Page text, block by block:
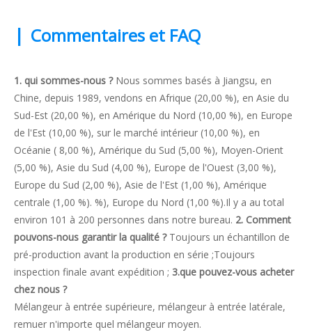
| Commentaires et FAQ
1. qui sommes-nous ?Nous sommes basés à Jiangsu, en
Chine, depuis 1989, vendons en Afrique (20,00 %), en Asie du
Sud-Est (20,00 %), en Amérique du Nord (10,00 %), en Europe
de l'Est (10,00 %), sur le marché intérieur (10,00 %), en
Océanie ( 8,00 %), Amérique du Sud (5,00 %), Moyen-Orient
(5,00 %), Asie du Sud (4,00 %), Europe de l'Ouest (3,00 %),
Europe du Sud (2,00 %), Asie de l'Est (1,00 %), Amérique
centrale (1,00 %). %), Europe du Nord (1,00 %).Il y a au total
environ 101 à 200 personnes dans notre bureau. 2. Comment
pouvons-nous garantir la qualité ?Toujours un échantillon de
pré-production avant la production en série ;Toujours
inspection finale avant expédition ; 3.que pouvez-vous acheter
chez nous ?
Mélangeur à entrée supérieure, mélangeur à entrée latérale,
remuer n'importe quel mélangeur moyen.